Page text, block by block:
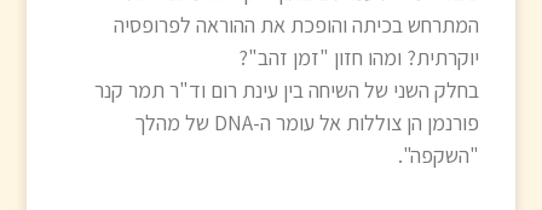
המתרחש בכיתה והופכת את ההוראה לפרופסיה
יוקרתית? ומהו חזון "זמן זהב"?
בחלק השני של השיחה בין עינת רום וד"ר תמר קנר
פורנמן הן צוללות אל עומר ה-DNA של מהלך
"השקפה".